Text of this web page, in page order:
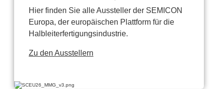
Hier finden Sie alle Aussteller der SEMICON
Europa, der europäischen Plattform für die
Halbleiterfertigungsindustrie.
Zu den Ausstellern